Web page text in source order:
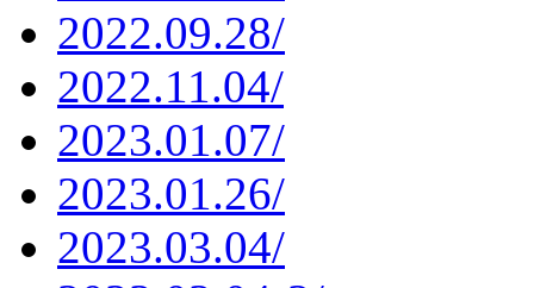
2022.09.28/
2022.11.04/
2023.01.07/
2023.01.26/
2023.03.04/